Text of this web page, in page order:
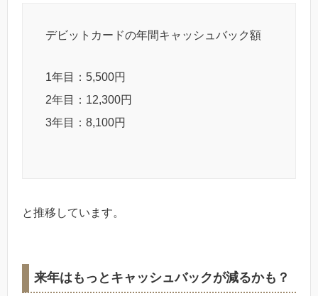
デビットカードの年間キャッシュバック額
1年目：5,500円
2年目：12,300円
3年目：8,100円
と推移しています。
来年はもっとキャッシュバックが減るかも？